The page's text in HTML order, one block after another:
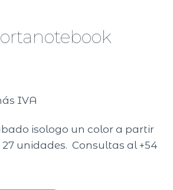
IVA
isologo un color a partir
unidades. Consultas al +54